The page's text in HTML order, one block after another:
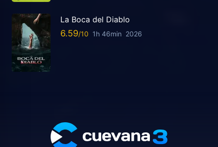
La Boca del Diablo
6.59 1h 46min 2026